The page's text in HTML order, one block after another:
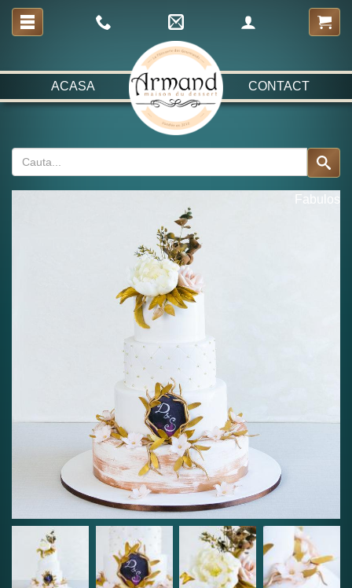
ACASA CONTACT
Fabulos